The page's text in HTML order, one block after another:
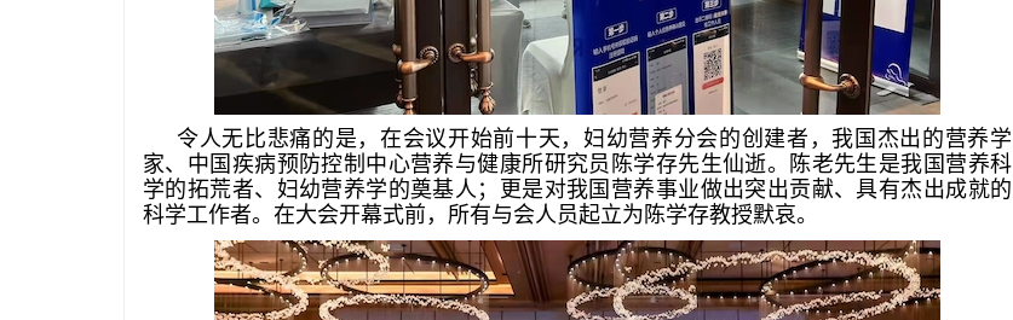
令人无比悲痛的是，在会议开始前十天，妇幼营养分会的创建者，我国杰出的营养学
家、中国疾病预防控制中心营养与健康所研究员陈学存先生仙逝。陈老先生是我国营养科
学的拓荒者、妇幼营养学的奠基人；更是对我国营养事业做出突出贡献、具有杰出成就的
科学工作者。在大会开幕式前，所有与会人员起立为陈学存教授默哀。